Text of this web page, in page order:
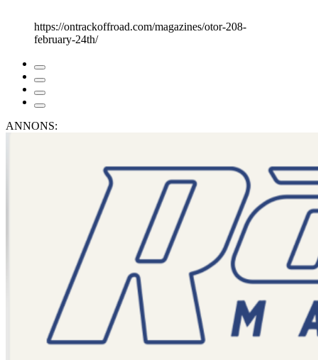
https://ontrackoffroad.com/magazines/otor-208-
february-24th/
ANNONS: